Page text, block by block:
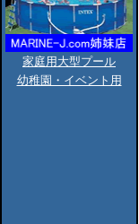
家庭用大型プール
幼稚園・イベント用